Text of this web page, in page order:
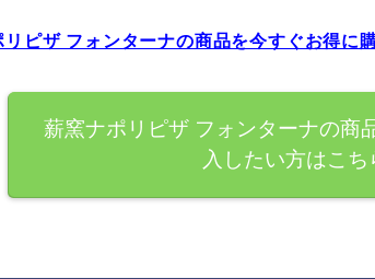
リピザ フォンターナの商品を今すぐお得に
薪窯ナポリピザ フォンターナの商
入したい方はこち